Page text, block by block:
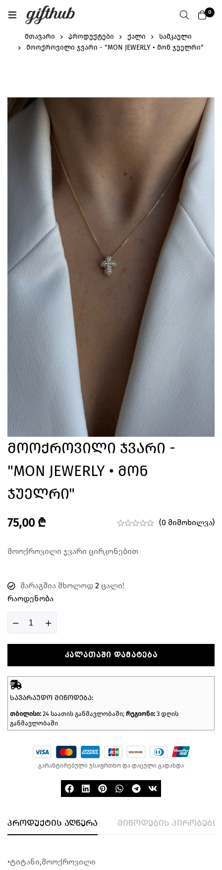
0
მთავარი პროდუქტები ქალი
სამკაული
მოოქროვილი ჯვარი - "MON JEWERLY • მონ ჯუელრი"
Მოოქროვილი Ჯვარი -
"MON JEWERLY • Მონ
Ჯუელრი"
75,00 ₾ (0 მიმოხილვა)
მოოქროვილი ჯვარი ცირკონებით
მარაგშია მხოლოდ 2 ცალი!
Რაოდენობა
ᲙᲐᲚᲐᲗᲐᲨᲘ ᲓᲐᲛᲐᲢᲔᲑᲐ
ᲡᲐᲕᲐᲠᲐᲣᲓᲝ ᲛᲘᲬᲝᲓᲔᲑᲐ:
თბილისი: 24 საათის განმავლობაში; რეგიონი: 3 დღის
განმავლობაში
გარანტირებული უსაფრთხო და დაცული გადახდა
პროდუქტის აღწერა მიწოდების პირობები
•ტიტანი,მოოქროვილი